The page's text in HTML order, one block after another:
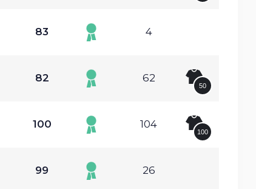
83 4
82 62
50
100 104
100
99 26